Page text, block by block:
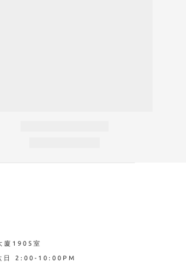
廈1905室
日 2:00-10:00PM